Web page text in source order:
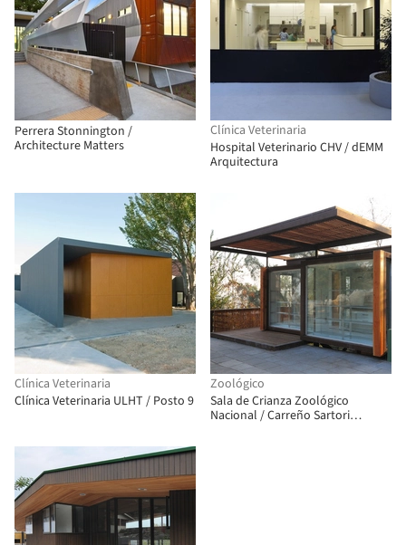
Perrera Stonnington /
Architecture Matters
Clínica Veterinaria
Hospital Veterinario CHV / dEMM
Arquitectura
Clínica Veterinaria
Clínica Veterinaria ULHT / Posto 9
Zoológico
Sala de Crianza Zoológico
Nacional / Carreño Sartori